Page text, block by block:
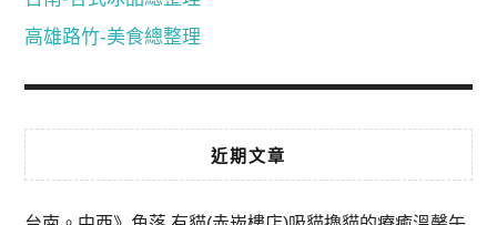
高雄路竹-美食總整理
近期文章